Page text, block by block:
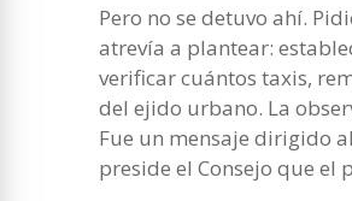
Pero no se detuvo ahí.
atrevía a plantear:
verificar cuántos taxis,
del ejido urbano. La
Fue un mensaje dirigido
preside el Consejo que el